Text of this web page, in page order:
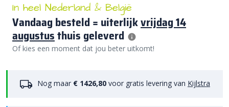
In heel Nederland & België
Vandaag besteld = uiterlijkvrijdag 14
augustusthuis geleverd
Of kies een moment dat jou beter uitkomt!
Nog maar € 1426,80 voor gratis levering van Kijlstra